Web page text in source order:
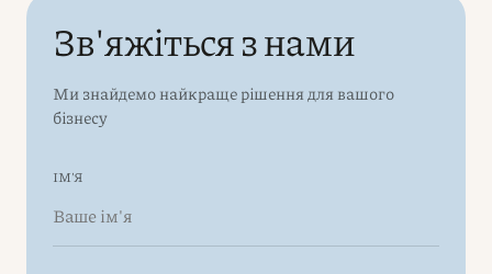
Зв'яжіться з нами
Ми знайдемо найкраще рішення для вашого
бізнесу
ІМ'Я